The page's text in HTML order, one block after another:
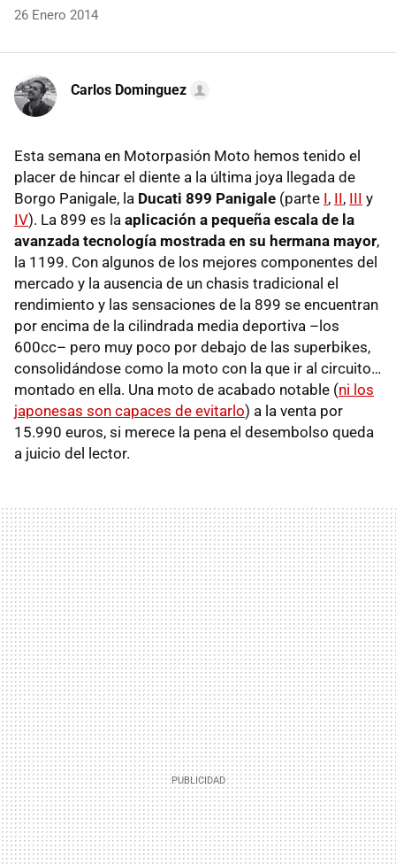
26 Enero 2014
Carlos Dominguez
Esta semana en Motorpasión Moto hemos tenido el
placer de hincar el diente a la última joya llegada de
Borgo Panigale, la Ducati 899 Panigale (parte I, II, III y
IV). La 899 es la aplicación a pequeña escala de la
avanzada tecnología mostrada en su hermana mayor,
la 1199. Con algunos de los mejores componentes del
mercado y la ausencia de un chasis tradicional el
rendimiento y las sensaciones de la 899 se encuentran
por encima de la cilindrada media deportiva –los
600cc– pero muy poco por debajo de las superbikes,
consolidándose como la moto con la que ir al circuito…
montado en ella. Una moto de acabado notable (ni los
japonesas son capaces de evitarlo) a la venta por
15.990 euros, si merece la pena el desembolso queda
a juicio del lector.